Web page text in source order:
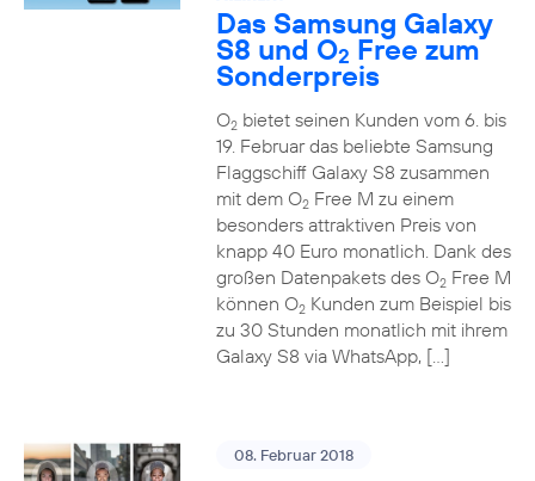
Das Samsung Galaxy
S8 und O2 Free zum
Sonderpreis
O2bietet seinen Kunden vom 6. bis
19. Februar das beliebte Samsung
Flaggschiff Galaxy S8 zusammen
mit dem O2Free M zu einem
besonders attraktiven Preis von
knapp 40 Euro monatlich. Dank des
großen Datenpakets des O2Free M
können O2Kunden zum Beispiel bis
zu 30 Stunden monatlich mit ihrem
Galaxy S8 via WhatsApp, […]
08. Februar 2018